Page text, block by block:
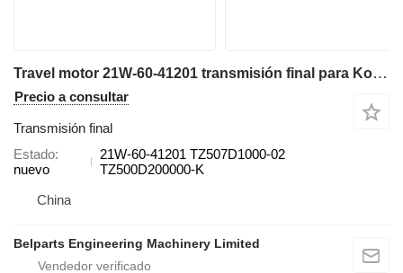
Travel motor 21W-60-41201 transmisión final para Komatsu PC78US-6 PC78UU-6 PC78MR-6 miniexcavadora
Precio a consultar
Transmisión final
Estado
nuevo
21W-60-41201 TZ507D1000-02
TZ500D200000-K
China
Belparts Engineering Machinery Limited